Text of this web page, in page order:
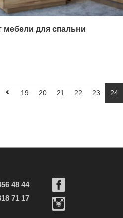
мебели для спальни
19 20 21 22 23 24
48 44
71 17